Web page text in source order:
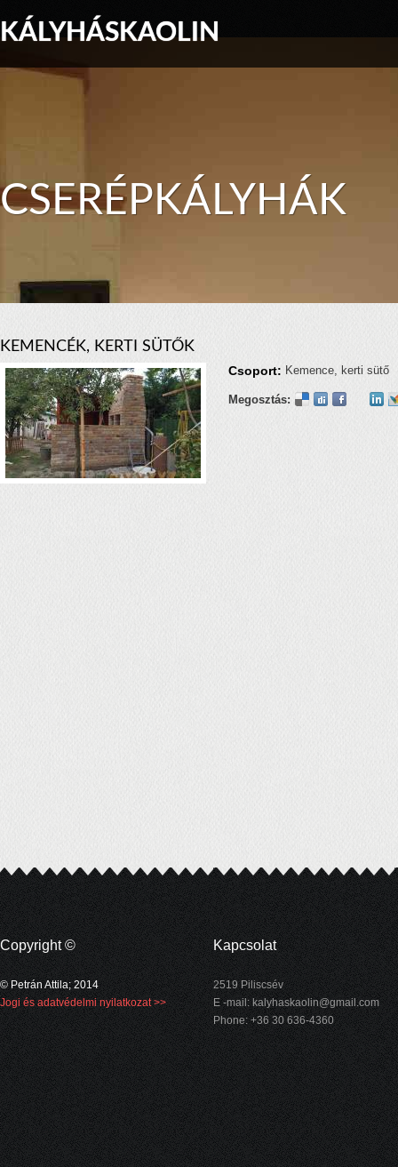
KÁLYHÁSKAOLIN
CSERÉPKÁLYHÁK
KEMENCÉK, KERTI SÜTŐK
Csoport: Kemence, kerti sütő
Megosztás:
Copyright ©
© Petrán Attila; 2014
Jogi és adatvédelmi nyilatkozat >>
Kapcsolat
2519 Piliscsév
E -mail:kalyhaskaolin@gmail.com
Phone: +36 30 636-4360